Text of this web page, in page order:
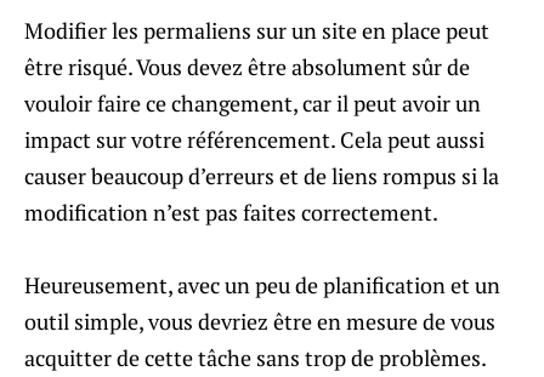
Modifier les permaliens sur un site en place peut
être risqué. Vous devez être absolument sûr de
vouloir faire ce changement, car il peut avoir un
impact sur votre référencement. Cela peut aussi
causer beaucoup d’erreurs et de liens rompus si la
modification n’est pas faites correctement.
Heureusement, avec un peu de planification et un
outil simple, vous devriez être en mesure de vous
acquitter de cette tâche sans trop de problèmes.